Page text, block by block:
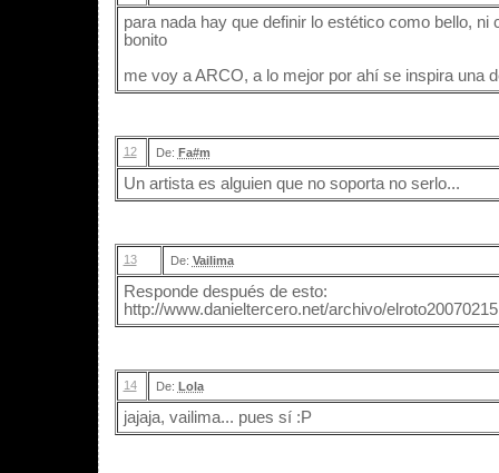
para nada hay que definir lo estético como bello,
bonito
me voy a ARCO, a lo mejor por ahí se inspira una
12 De: Fa#m
Un artista es alguien que no soporta no serlo...
13 De: Vailima
Responde después de esto:
http://www.danieltercero.net/archivo/
14 De: Lola
jajaja, vailima... pues sí :P